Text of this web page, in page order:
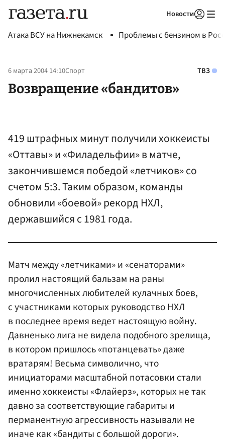
Новости
Атака ВСУ на Нижнекамск Проблемы с бензином в
6 марта 2004 14:10Спорт ТВЗ
Возвращение «бандитов»
419 штрафных минут получили хоккеисты
«Оттавы» и «Филадельфии» в матче,
закончившемся победой «летчиков» со
счетом 5:3. Таким образом, команды
обновили «боевой» рекорд НХЛ,
державшийся с 1981 года.
Матч между «летчиками» и «сенаторами»
пролил настоящий бальзам на раны
многочисленных любителей кулачных боев,
с участниками которых руководство НХЛ
в последнее время ведет настоящую войну.
Давненько лига не видела подобного зрелища,
в котором пришлось «потанцевать» даже
вратарям! Весьма символично, что
инициаторами масштабной потасовки стали
именно хоккеисты «Флайерз», которых не так
давно за соответствующие габариты и
перманентную агрессивность называли не
иначе как «бандиты с большой дороги».